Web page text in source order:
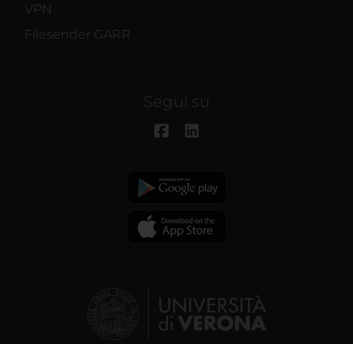
VPN
Filesender GARR
Segui su